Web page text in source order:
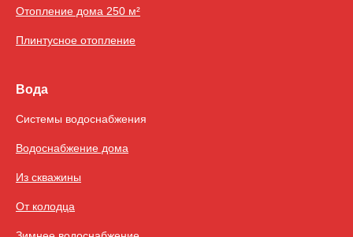
Отопление дома 250 м²
Плинтусное отопление
Вода
Системы водоснабжения
Водоснабжение дома
Из скважины
От колодца